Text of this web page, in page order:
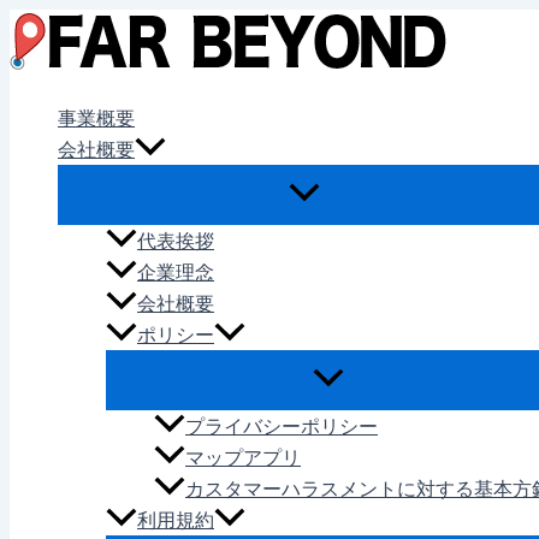
内
容
事業概要
会社概要
代表挨拶
企業理念
会社概要
ポリシー
プライバシーポリシー
マップアプリ
カスタマーハラスメントに対する基本方
利用規約